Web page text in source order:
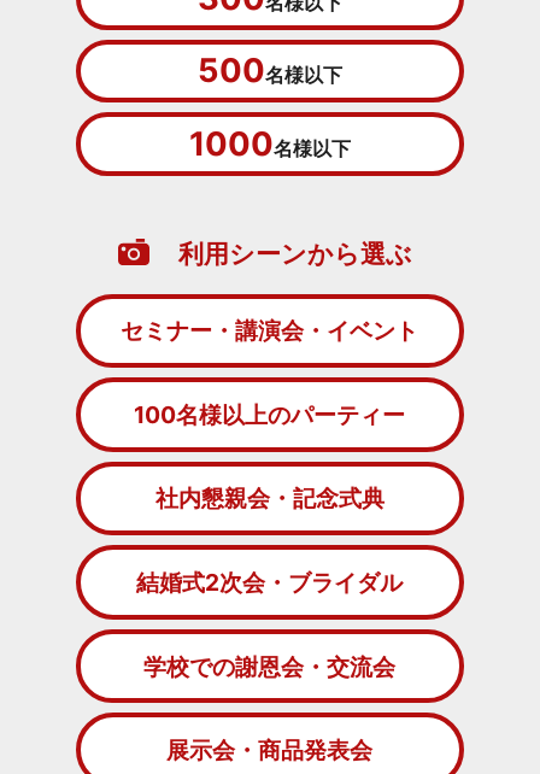
500名様以下
1000名様以下
利用シーンから選ぶ
セミナー・講演会・イベント
100名様以上のパーティー
社内懇親会・記念式典
結婚式2次会・ブライダル
学校での謝恩会・交流会
展示会・商品発表会